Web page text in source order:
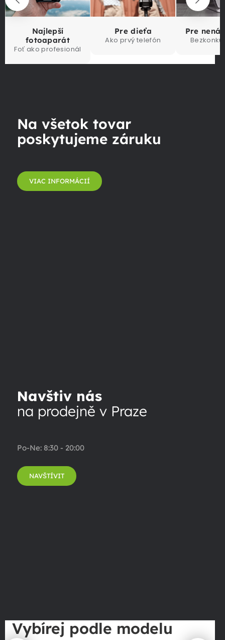
Najlepší
fotoaparát
Foť ako profesionál
Pre dieťa
Ako prvý telefón
Pre
Na všetok tovar
poskytujeme záruku
VIAC INFORMÁCIÍ
Navštiv nás
na prodejně v Praze
Po-Ne: 8:30 - 20:00
NAVŠTÍVIT
Vybírej podle modelu